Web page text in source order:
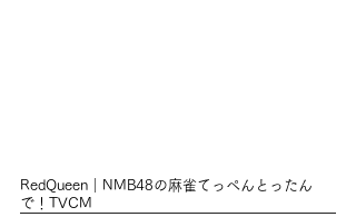
RedQueen｜NMB48の麻雀てっぺんとったん
で！TVCM